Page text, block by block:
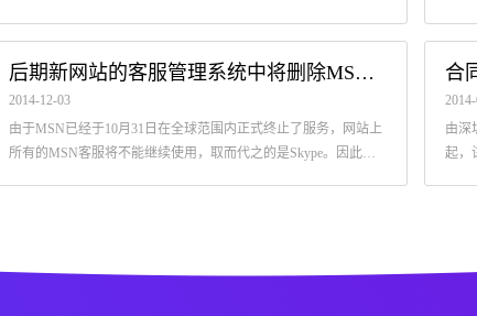
些技术性的文章，因此有少部分的访问者提出建议：新增热点博文和
博文搜索功能。
定
关于
都非
高低
件，资料更加安全！
后期新网站的客服管理系统中将删除MSN客服类别
2014-12-03
由于MSN已经于10月31日在全球范围内正式终止了服务，网站上
所有的MSN客服将不能继续使用，取而代之的是Skype。因此，
合
由深
起，